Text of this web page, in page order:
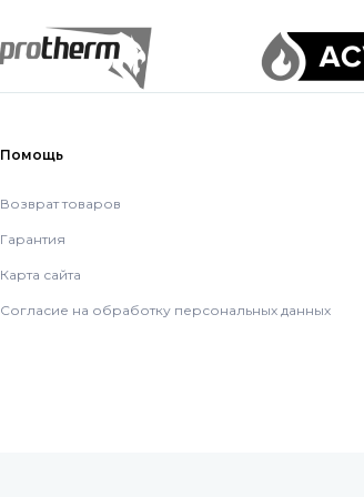
Помощь
Возврат товаров
Гарантия
Карта сайта
Согласие на обработку персональных данных